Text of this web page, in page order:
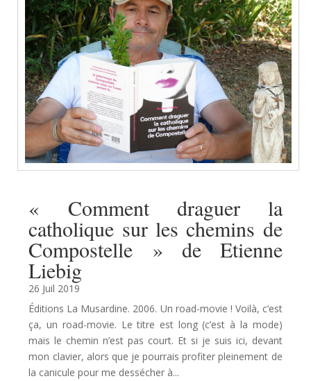
« Comment draguer la
catholique sur les chemins de
Compostelle » de Etienne
Liebig
26 Juil 2019
Éditions La Musardine. 2006. Un road-movie ! Voilà, c’est
ça, un road-movie. Le titre est long (c’est à la mode)
mais le chemin n’est pas court. Et si je suis ici, devant
mon clavier, alors que je pourrais profiter pleinement de
la canicule pour me dessécher à...